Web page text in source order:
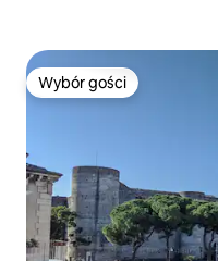
Wybór gości
Wybór gości